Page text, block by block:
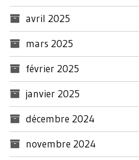
avril 2025
mars 2025
février 2025
janvier 2025
décembre 2024
novembre 2024